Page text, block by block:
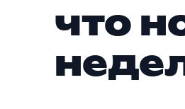
что